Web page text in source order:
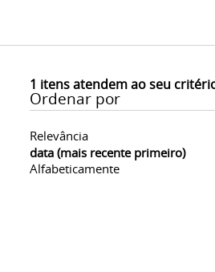
1 itens atendem ao seu
Ordenar por
Relevância
data (mais recente primeiro)
Alfabeticamente